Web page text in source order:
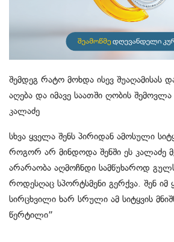
შემდეგ რატო მოხდა ისევ შუაღამისას
აღება და იმავე საათში ღობის შემოვლა
კალაძე
სხვა ყველა შენს პირიდან ამოსული
როგორ არ მინდოდა შენში ეს კალაძე
არარაობა აღმოჩნდი სამწუხაროდ
როდესღაც სპორტსმენი გერქვა. შენ იმ
სირცხვილი ხარ სრული ამ სიტყვის
წერტილი”